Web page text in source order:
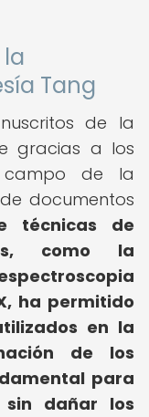
Tang
de la
gracias a los
campo de la
documentos
técnicas de
como la
ha permitido
en la
de los
para
sin dañar los